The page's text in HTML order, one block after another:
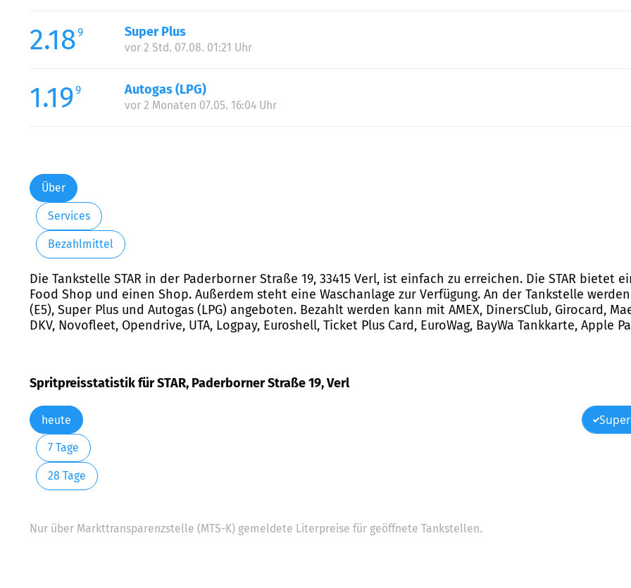
2.189 Super Plus
vor 2 Std. 07.08. 01:21 Uhr
1.199 Autogas (LPG)
vor 2 Monaten 07.05. 16:04 Uhr
Über
Services
Bezahlmittel
Die Tankstelle STAR in der Paderborner Straße 19, 33415 Verl, ist einfach zu erreichen. Die STAR bietet
Food Shop und einen Shop. Außerdem steht eine Waschanlage zur Verfügung. An der Tankstelle
(E5), Super Plus und Autogas (LPG) angeboten. Bezahlt werden kann mit AMEX, DinersClub, Girocard,
DKV, Novofleet, Opendrive, UTA, Logpay, Euroshell, Ticket Plus Card, EuroWag, BayWa Tankkarte, Apple
Spritpreisstatistik für STAR, Paderborner Straße 19, Verl
heute
7 Tage
28 Tage
Nur über Markttransparenzstelle (MTS-K) gemeldete Literpreise für geöffnete Tankstellen.